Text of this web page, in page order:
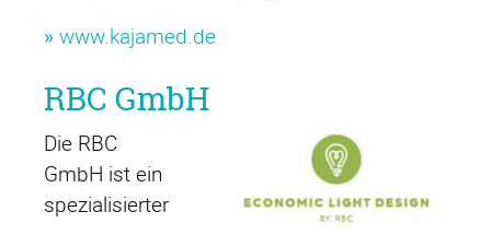
» www.kajamed.de
RBC GmbH
Die RBC
GmbH ist ein
spezialisierter